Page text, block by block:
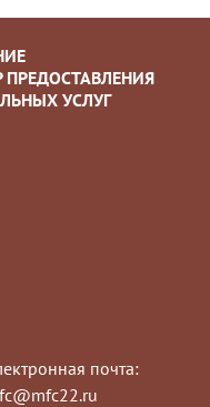
УСЛУГ
почта: